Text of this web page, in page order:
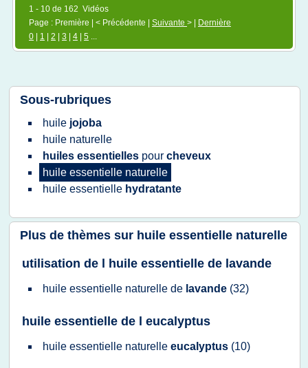
1 - 10 de 162 Vidéos
Page : Première | < Précédente | Suivante > |
Dernière
0
1 2 3 4 5 ...
Sous-rubriques
huile jojoba
huile naturelle
huiles essentielles pour cheveux
huile essentielle naturelle
huile essentielle hydratante
Plus de thèmes sur huile essentielle naturelle
utilisation de l huile essentielle de lavande
huile essentielle naturelle de lavande (32)
huile essentielle de l eucalyptus
huile essentielle naturelle eucalyptus (10)